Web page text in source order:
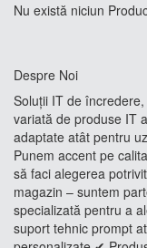
Nu există niciun
Despre Noi
Soluții IT de
variată de produse IT
adaptate atât pentru
Punem accent pe
să faci alegerea
magazin – suntem
specializată pentru a
suport tehnic prompt